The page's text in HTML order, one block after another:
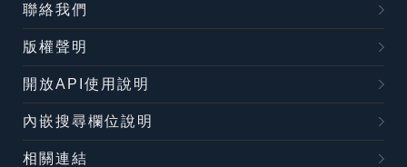
聯絡我們
版權聲明
開放API使用說明
內嵌搜尋欄位說明
相關連結